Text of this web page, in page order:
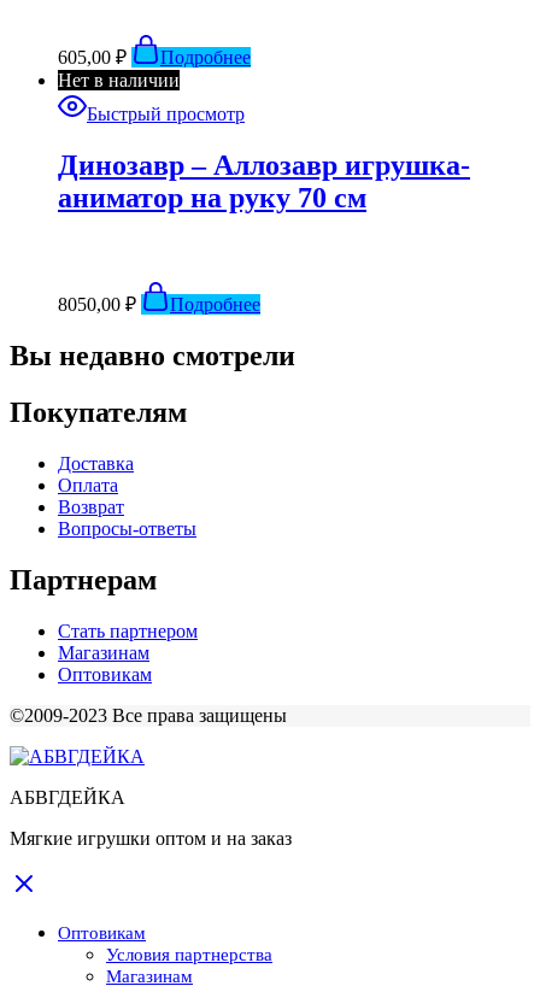
605,00 ₽
Подробнее
Нет в наличии
Быстрый просмотр
Динозавр – Аллозавр игрушка-
аниматор на руку 70 см
8050,00 ₽ Подробнее
Вы недавно смотрели
Покупателям
Доставка
Оплата
Возврат
Вопросы-ответы
Партнерам
Стать партнером
Магазинам
Оптовикам
©2009-2023 Все права защищены
АБВГДЕЙКА
Мягкие игрушки оптом и на заказ
Оптовикам
Условия партнерства
Магазинам